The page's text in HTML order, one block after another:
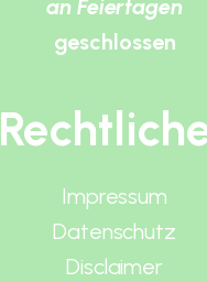
an Feiertagen
geschlossen
Impressum
Datenschutz
Disclaimer